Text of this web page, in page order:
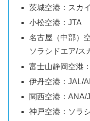
茨城空港：スカ
小松空港：JTA
名古屋（中部）
ソラシドエア/ス
富士山静岡空港
伊丹空港：JAL/
関西空港：ANA/
神戸空港：ソラ